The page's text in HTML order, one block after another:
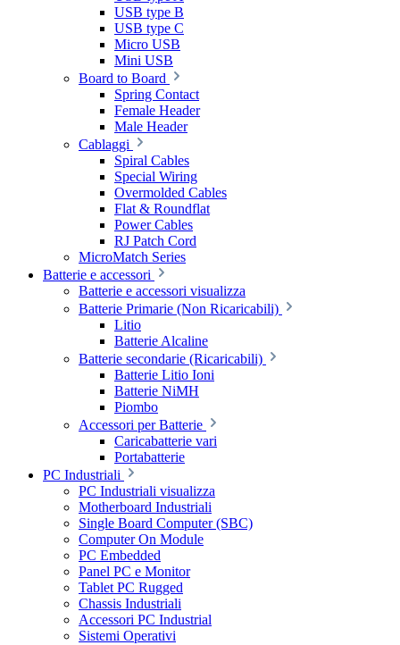
USB type B
USB type C
Micro USB
Mini USB
Board to Board
Spring Contact
Female Header
Male Header
Cablaggi
Spiral Cables
Special Wiring
Overmolded Cables
Flat & Roundflat
Power Cables
RJ Patch Cord
MicroMatch Series
Batterie e accessori
Batterie e accessori visualizza
Batterie Primarie (Non Ricaricabili)
Litio
Batterie Alcaline
Batterie secondarie (Ricaricabili)
Batterie Litio Ioni
Batterie NiMH
Piombo
Accessori per Batterie
Caricabatterie vari
Portabatterie
PC Industriali
PC Industriali visualizza
Motherboard Industriali
Single Board Computer (SBC)
Computer On Module
PC Embedded
Panel PC e Monitor
Tablet PC Rugged
Chassis Industriali
Accessori PC Industrial
Sistemi Operativi